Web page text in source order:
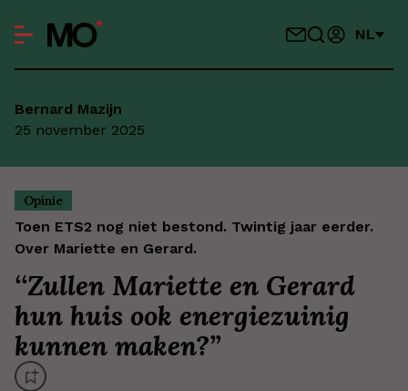
NL
Bernard Mazijn
25 november 2025
Opinie
Toen ETS2 nog niet bestond. Twintig jaar eerder.
Over Mariette en Gerard.
‘‘Zullen Mariette en Gerard
hun huis ook energiezuinig
kunnen maken?’’